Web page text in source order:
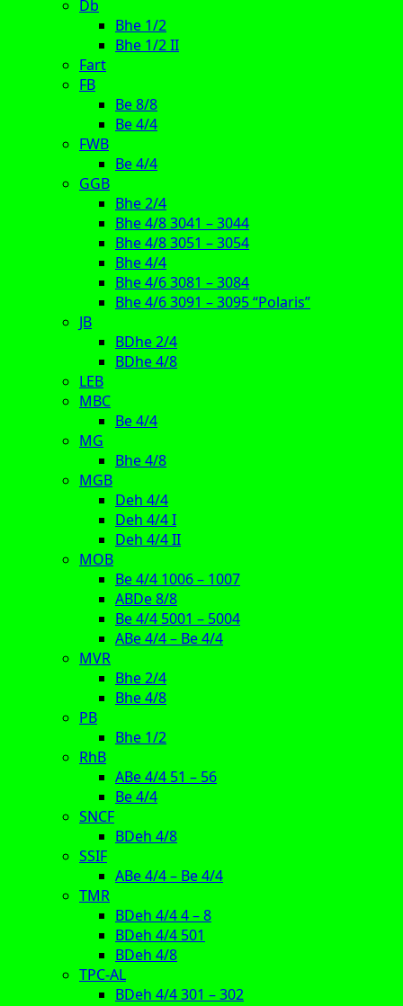
Db
Bhe 1/2
Bhe 1/2 II
Fart
FB
Be 8/8
Be 4/4
FWB
Be 4/4
GGB
Bhe 2/4
Bhe 4/8 3041 – 3044
Bhe 4/8 3051 – 3054
Bhe 4/4
Bhe 4/6 3081 – 3084
Bhe 4/6 3091 – 3095 “Polaris”
JB
BDhe 2/4
BDhe 4/8
LEB
MBC
Be 4/4
MG
Bhe 4/8
MGB
Deh 4/4
Deh 4/4 I
Deh 4/4 II
MOB
Be 4/4 1006 – 1007
ABDe 8/8
Be 4/4 5001 – 5004
ABe 4/4 – Be 4/4
MVR
Bhe 2/4
Bhe 4/8
PB
Bhe 1/2
RhB
ABe 4/4 51 – 56
Be 4/4
SNCF
BDeh 4/8
SSIF
ABe 4/4 – Be 4/4
TMR
BDeh 4/4 4 – 8
BDeh 4/4 501
BDeh 4/8
TPC-AL
BDeh 4/4 301 – 302